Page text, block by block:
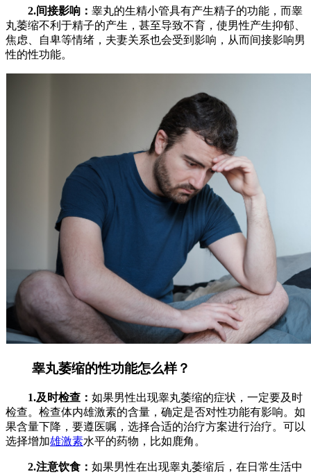
2.间接影响： 睾丸的生精小管具有产生精子的功能，而睾
丸萎缩不利于精子的产生，甚至导致不育，使男性产生抑郁、
焦虑、自卑等情绪，夫妻关系也会受到影响，从而间接影响男
性的性功能。
睾丸萎缩的性功能怎么样？
1.及时检查： 如果男性出现睾丸萎缩的症状，一定要及时
检查。检查体内雄激素的含量，确定是否对性功能有影响。如
果含量下降，要遵医嘱，选择合适的治疗方案进行治疗。可以
选择增加雄激素水平的药物，比如鹿角。
2.注意饮食： 如果男性在出现睾丸萎缩后，在日常生活中